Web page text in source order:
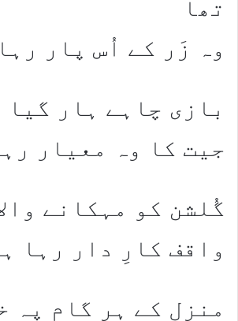
تھا
وہ زَر کے اُس پار
بازی چاہے ہار گیا
جیت کا وہ معیار
گُلشن کو مہکانے
واقف کارِ دار رہا
منزل کے ہر گام پہ